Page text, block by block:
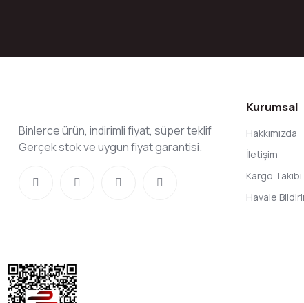
Binlerce ürün, indirimli fiyat, süper teklif
Gerçek stok ve uygun fiyat garantisi.
Kurumsal
Hakkımızda
İletişim
Kargo Takibi
Havale